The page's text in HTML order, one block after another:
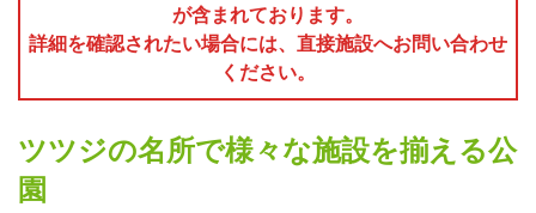
が含まれております。
詳細を確認されたい場合には、直接施設へお問い合わせ
ください。
ツツジの名所で様々な施設を揃える公
園